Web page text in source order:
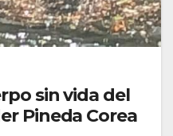
sin vida del
Pineda Corea